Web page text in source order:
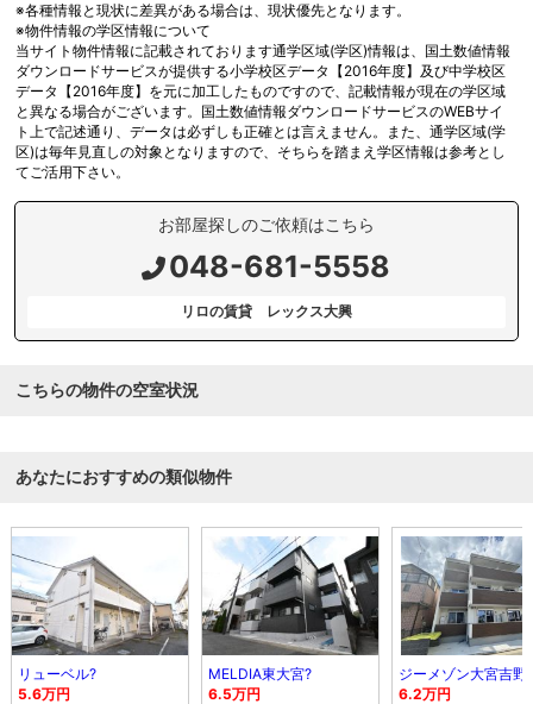
※各種情報と現状に差異がある場合は、現状優先となります。
※物件情報の学区情報について
当サイト物件情報に記載されております通学区域(学区)情報は、国土数値情報
ダウンロードサービスが提供する小学校区データ【2016年度】及び中学校区
データ【2016年度】を元に加工したものですので、記載情報が現在の学区域
と異なる場合がございます。国土数値情報ダウンロードサービスのWEBサイ
ト上で記述通り、データは必ずしも正確とは言えません。また、通学区域(学
区)は毎年見直しの対象となりますので、そちらを踏まえ学区情報は参考とし
てご活用下さい。
お部屋探しのご依頼はこちら
048-681-5558
リロの賃貸 レックス大興
こちらの物件の空室状況
あなたにおすすめの類似物件
リューベル?
5.6万円
MELDIA東大宮?
6.5万円
ジーメゾン大宮吉野
6.2万円